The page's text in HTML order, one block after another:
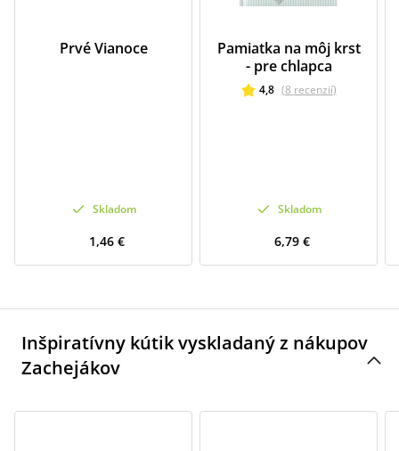
Prvé Vianoce
Skladom
1,46 €
Pamiatka na môj krst
- pre chlapca
4,8 (8 recenzií)
Skladom
6,79 €
Inšpiratívny kútik vyskladaný z nákupov
Zachejákov